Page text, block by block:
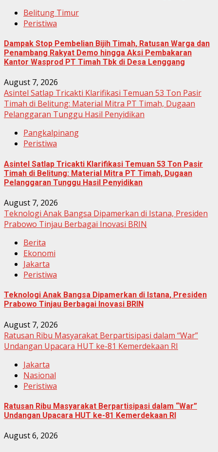
Belitung Timur
Peristiwa
Dampak Stop Pembelian Bijih Timah, Ratusan Warga dan
Penambang Rakyat Demo hingga Aksi Pembakaran
Kantor Wasprod PT Timah Tbk di Desa Lenggang
August 7, 2026
Asintel Satlap Tricakti Klarifikasi Temuan 53 Ton Pasir
Timah di Belitung: Material Mitra PT Timah, Dugaan
Pelanggaran Tunggu Hasil Penyidikan
Pangkalpinang
Peristiwa
Asintel Satlap Tricakti Klarifikasi Temuan 53 Ton Pasir
Timah di Belitung: Material Mitra PT Timah, Dugaan
Pelanggaran Tunggu Hasil Penyidikan
August 7, 2026
Teknologi Anak Bangsa Dipamerkan di Istana, Presiden
Prabowo Tinjau Berbagai Inovasi BRIN
Berita
Ekonomi
Jakarta
Peristiwa
Teknologi Anak Bangsa Dipamerkan di Istana, Presiden
Prabowo Tinjau Berbagai Inovasi BRIN
August 7, 2026
Ratusan Ribu Masyarakat Berpartisipasi dalam “War”
Undangan Upacara HUT ke-81 Kemerdekaan RI
Jakarta
Nasional
Peristiwa
Ratusan Ribu Masyarakat Berpartisipasi dalam “War”
Undangan Upacara HUT ke-81 Kemerdekaan RI
August 6, 2026